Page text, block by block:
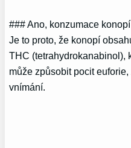
### Ano, konzumace
Je to proto, že konopí
THC (tetrahydrokanabinol),
může způsobit pocit
vnímání.